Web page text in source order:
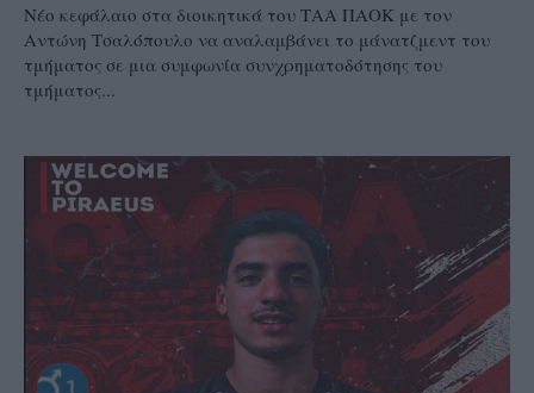
Νέο κεφάλαιο στα διοικητικά του ΤΑΑ ΠΑΟΚ με τον
Αντώνη Τσαλόπουλο να αναλαμβάνει το μάνατζμεντ του
τμήματος σε μια συμφωνία συνχρηματοδότησης του
τμήματος...